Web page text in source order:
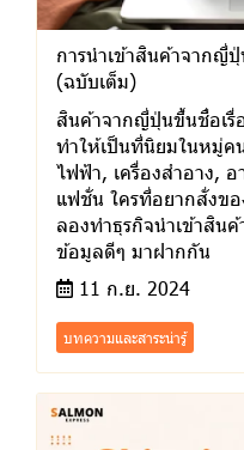
การนำเข้าสินค้าจากญี่
(ฉบับเต็ม)
สินค้าจากญี่ปุ่นขึ้นชื่อเรื่
ทำให้เป็นที่นิยมในหมู่ค
ไฟฟ้า, เครื่องสำอาง,
แฟชั่น ใครที่อยากสั่งข
ลองทำธุรกิจนำเข้าสิน
ข้อมูลดีๆ มาฝากกัน
11 ก.ย. 2024
บทความและสาระน่ารู้